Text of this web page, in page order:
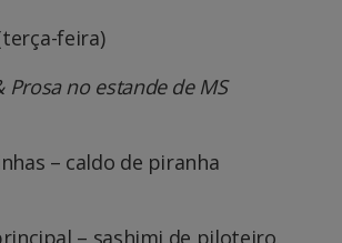
feira)
Prosa no estande de MS
– caldo de piranha
– sashimi de piloteiro,